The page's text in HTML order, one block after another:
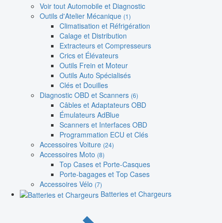
Voir tout Automobile et Diagnostic
Outils d'Atelier Mécanique (1)
Climatisation et Réfrigération
Calage et Distribution
Extracteurs et Compresseurs
Crics et Élévateurs
Outils Frein et Moteur
Outils Auto Spécialisés
Clés et Douilles
Diagnostic OBD et Scanners (6)
Câbles et Adaptateurs OBD
Émulateurs AdBlue
Scanners et Interfaces OBD
Programmation ECU et Clés
Accessoires Voiture (24)
Accessoires Moto (8)
Top Cases et Porte-Casques
Porte-bagages et Top Cases
Accessoires Vélo (7)
Batteries et Chargeurs